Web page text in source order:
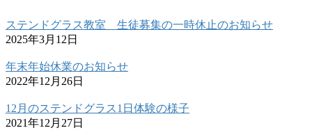
ステンドグラス教室 生徒募集の一時休止のお知らせ
2025年3月12日
年末年始休業のお知らせ
2022年12月26日
12月のステンドグラス1日体験の様子
2021年12月27日